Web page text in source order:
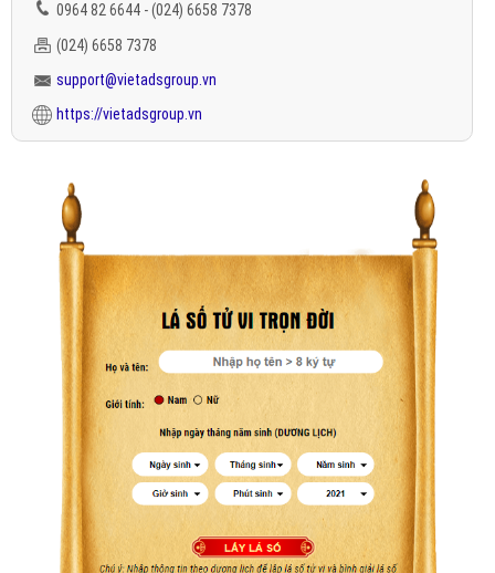
0964 82 6644 - (024) 6658 7378
(024) 6658 7378
support@vietadsgroup.vn
https://vietadsgroup.vn